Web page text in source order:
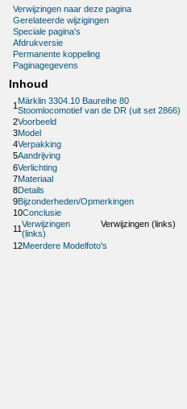
Verwijzingen naar deze pagina
Gerelateerde wijzigingen
Speciale pagina's
Afdrukversie
Permanente koppeling
Paginagegevens
Inhoud
1 Märklin 3304.10 Baureihe 80
Stoomlocomotief van de DR (uit set 2866)
2Voorbeeld
3Model
4Verpakking
5Aandrijving
6Verlichting
7Materiaal
8Details
9Bijzonderheden/Opmerkingen
10Conclusie
11Verwijzingen
(links)
Verwijzingen (links)
12Meerdere Modelfoto's